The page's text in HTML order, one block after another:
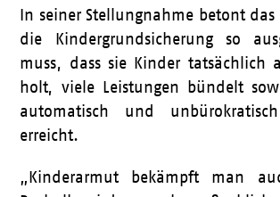
In seiner Stellungnahme betont
die Kindergrundsicherung so
muss, dass sie Kinder tatsächlich
holt, viele Leistungen bündelt
automatisch und
erreicht.
„Kinderarmut bekämpft man